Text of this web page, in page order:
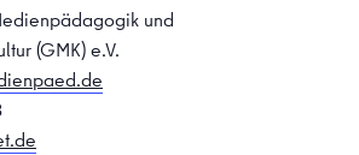
und
(GMK) e.V.